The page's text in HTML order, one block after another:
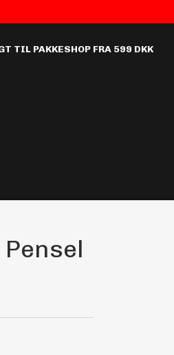
TIL PAKKESHOP FRA 599 DKK